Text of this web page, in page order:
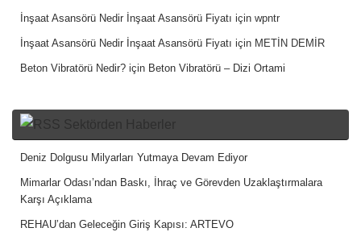
İnşaat Asansörü Nedir İnşaat Asansörü Fiyatı için wpntr
İnşaat Asansörü Nedir İnşaat Asansörü Fiyatı için METİN DEMİR
Beton Vibratörü Nedir? için Beton Vibratörü – Dizi Ortami
Sektörden Haberler
Deniz Dolgusu Milyarları Yutmaya Devam Ediyor
Mimarlar Odası’ndan Baskı, İhraç ve Görevden Uzaklaştırmalara
Karşı Açıklama
REHAU’dan Geleceğin Giriş Kapısı: ARTEVO